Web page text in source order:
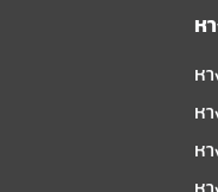
ห
ห
ห
ห